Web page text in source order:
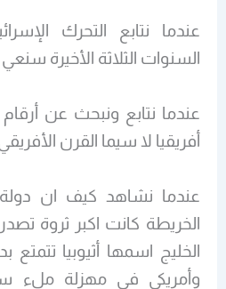
عندما نتابع التحرك
السنوات الثلاثة الأخيرة سنعي
عندما نتابع ونبحث عن
أفريقيا لا سيما القرن
عندما نشاهد كيف ان
الخريطة كانت اكبر ثروة
الخليج اسمها أثيوبيا تتمتع
وأمريكي في مهزلة ملء